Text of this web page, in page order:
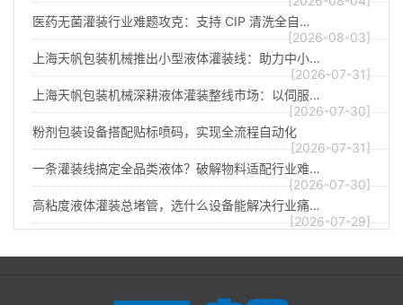
医药无菌灌装行业难题攻克：支持 CIP 清洗全自…
[2026-08-03]
上海天帆包装机械推出小型液体灌装线：助力中小…
[2026-07-31]
上海天帆包装机械深耕液体灌装整线市场：以伺服…
[2026-07-30]
粉剂包装设备搭配贴标喷码，实现全流程自动化
[2026-07-31]
一条灌装线搞定全品类液体？破解物料适配行业难…
[2026-07-30]
高粘度液体灌装总堵管，选什么设备能解决行业痛…
[2026-07-29]